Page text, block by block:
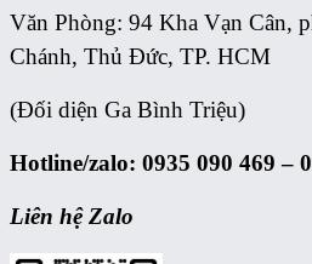
Văn Phòng: 94 Kha Vạn Cân,
Chánh, Thủ Đức, TP. HCM
(Đối diện Ga Bình Triệu)
Hotline/zalo: 0935 090 469 –
Liên hệ Zalo